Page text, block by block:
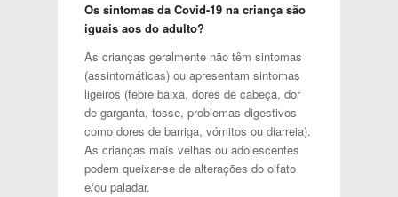
Os sintomas da Covid-19 na criança são
iguais aos do adulto?
As crianças geralmente não têm sintomas
(assintomáticas) ou apresentam sintomas
ligeiros (febre baixa, dores de cabeça, dor
de garganta, tosse, problemas digestivos
como dores de barriga, vómitos ou diarreia).
As crianças mais velhas ou adolescentes
podem queixar-se de alterações do olfato
e/ou paladar.